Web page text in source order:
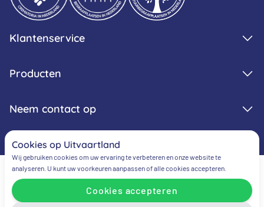
Klantenservice
Producten
Neem contact op
Algemene voorwaardenPrivacy verklaringCookie verklaring
Cookies op Uitvaartland
Wij gebruiken cookies om uw ervaring te verbeteren en onze website te
analyseren. U kunt uw voorkeuren aanpassen of alle cookies accepteren.
Cookies accepteren